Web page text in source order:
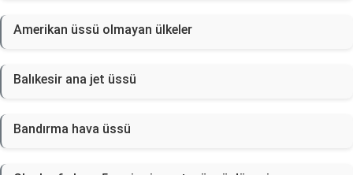
Amerikan üssü olmayan ülkeler
Balıkesir ana jet üssü
Bandırma hava üssü